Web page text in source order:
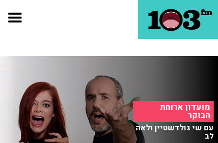
מועדון ארוחת
הבוקר
עם שי גולדשטיין ולאה
לב